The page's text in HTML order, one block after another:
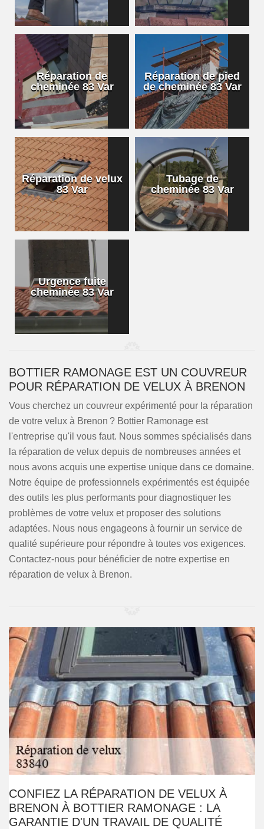
Réparation de
cheminée 83 Var
Réparation de pied
de cheminée 83 Var
Réparation de velux
83 Var
Tubage de
cheminée 83 Var
Urgence fuite
cheminée 83 Var
BOTTIER RAMONAGE EST UN COUVREUR
POUR RÉPARATION DE VELUX À BRENON
Vous cherchez un couvreur expérimenté pour la réparation
de votre velux à Brenon ? Bottier Ramonage est
l'entreprise qu'il vous faut. Nous sommes spécialisés dans
la réparation de velux depuis de nombreuses années et
nous avons acquis une expertise unique dans ce domaine.
Notre équipe de professionnels expérimentés est équipée
des outils les plus performants pour diagnostiquer les
problèmes de votre velux et proposer des solutions
adaptées. Nous nous engageons à fournir un service de
qualité supérieure pour répondre à toutes vos exigences.
Contactez-nous pour bénéficier de notre expertise en
réparation de velux à Brenon.
CONFIEZ LA RÉPARATION DE VELUX À
BRENON À BOTTIER RAMONAGE : LA
GARANTIE D'UN TRAVAIL DE QUALITÉ